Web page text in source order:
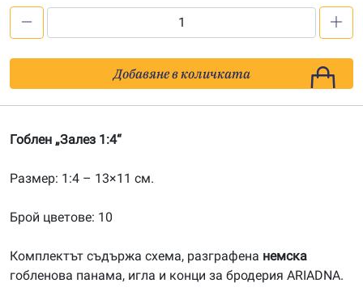
1:4
Добавяне в количката
Гоблен „Залез 1:4“
Размер: 1:4 – 13×11 см.
Брой цветове: 10
Комплектът съдържа схема, разграфена немска
гобленова панама, игла и конци за бродерия ARIADNA.